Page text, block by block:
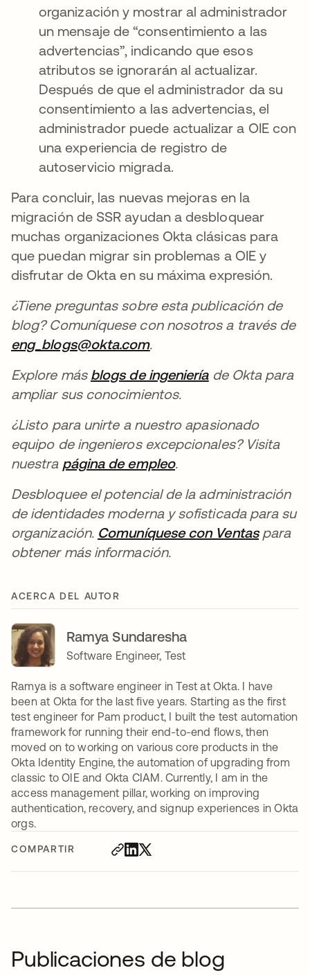
COMPARTIR
organización y mostrar al administrador
un mensaje de “consentimiento a las
advertencias”, indicando que esos
atributos se ignorarán al actualizar.
Después de que el administrador da su
consentimiento a las advertencias, el
administrador puede actualizar a OIE con
una experiencia de registro de
autoservicio migrada.
Para concluir, las nuevas mejoras en la
migración de SSR ayudan a desbloquear
muchas organizaciones Okta clásicas para
que puedan migrar sin problemas a OIE y
disfrutar de Okta en su máxima expresión.
¿Tiene preguntas sobre esta publicación de
blog? Comuníquese con nosotros a través de
eng_blogs@okta.comse abre en una pestaña
.
Explore más blogs de ingenieríase abre en una
de Okta para
ampliar sus conocimientos.
¿Listo para unirte a nuestro apasionado
equipo de ingenieros excepcionales? Visita
nuestra página de empleose abre en una
.
Desbloquee el potencial de la administración
de identidades moderna y sofisticada para su
organización. Comuníquese con Ventasse abre
para
obtener más información.
ACERCA DEL AUTOR
Ramya Sundaresha
Software Engineer, Test
Ramya is a software engineer in Test at Okta. I have
been at Okta for the last five years. Starting as the first
test engineer for Pam product, I built the test automation
framework for running their end-to-end flows, then
moved on to working on various core products in the
Okta Identity Engine, the automation of upgrading from
classic to OIE and Okta CIAM. Currently, I am in the
access management pillar, working on improving
authentication, recovery, and signup experiences in Okta
orgs.
Publicaciones de blog